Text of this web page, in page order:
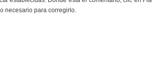
necesario para corregirlo.